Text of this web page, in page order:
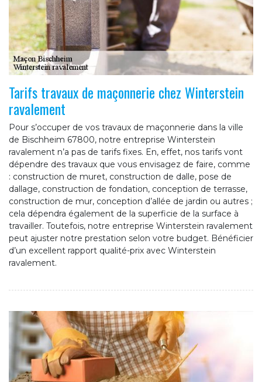
Tarifs travaux de maçonnerie chez Winterstein
ravalement
Pour s’occuper de vos travaux de maçonnerie dans la ville
de Bischheim 67800, notre entreprise Winterstein
ravalement n’a pas de tarifs fixes. En, effet, nos tarifs vont
dépendre des travaux que vous envisagez de faire, comme
: construction de muret, construction de dalle, pose de
dallage, construction de fondation, conception de terrasse,
construction de mur, conception d’allée de jardin ou autres ;
cela dépendra également de la superficie de la surface à
travailler. Toutefois, notre entreprise Winterstein ravalement
peut ajuster notre prestation selon votre budget. Bénéficier
d’un excellent rapport qualité-prix avec Winterstein
ravalement.